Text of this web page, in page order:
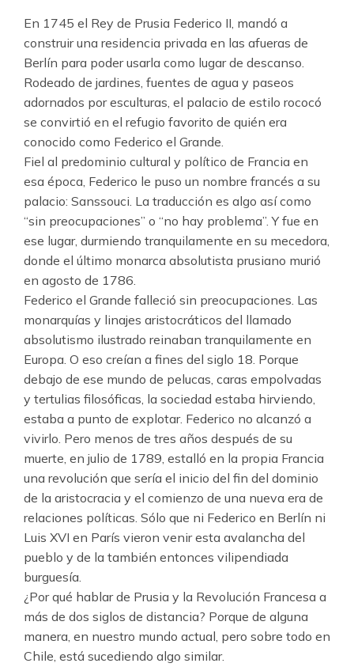
En 1745 el Rey de Prusia Federico II, mandó a
construir una residencia privada en las afueras de
Berlín para poder usarla como lugar de descanso.
Rodeado de jardines, fuentes de agua y paseos
adornados por esculturas, el palacio de estilo rococó
se convirtió en el refugio favorito de quién era
conocido como Federico el Grande.
Fiel al predominio cultural y político de Francia en
esa época, Federico le puso un nombre francés a su
palacio: Sanssouci. La traducción es algo así como
“sin preocupaciones” o “no hay problema”. Y fue en
ese lugar, durmiendo tranquilamente en su mecedora,
donde el último monarca absolutista prusiano murió
en agosto de 1786.
Federico el Grande falleció sin preocupaciones. Las
monarquías y linajes aristocráticos del llamado
absolutismo ilustrado reinaban tranquilamente en
Europa. O eso creían a fines del siglo 18. Porque
debajo de ese mundo de pelucas, caras empolvadas
y tertulias filosóficas, la sociedad estaba hirviendo,
estaba a punto de explotar. Federico no alcanzó a
vivirlo. Pero menos de tres años después de su
muerte, en julio de 1789, estalló en la propia Francia
una revolución que sería el inicio del fin del dominio
de la aristocracia y el comienzo de una nueva era de
relaciones políticas. Sólo que ni Federico en Berlín ni
Luis XVI en París vieron venir esta avalancha del
pueblo y de la también entonces vilipendiada
burguesía.
¿Por qué hablar de Prusia y la Revolución Francesa a
más de dos siglos de distancia? Porque de alguna
manera, en nuestro mundo actual, pero sobre todo en
Chile, está sucediendo algo similar.